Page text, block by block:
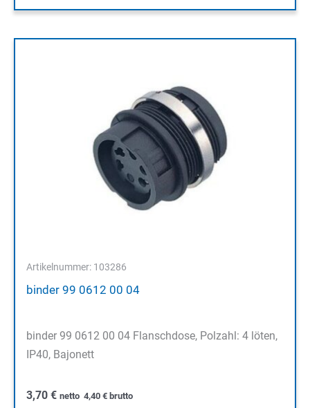
Artikelnummer: 103286
binder 99 0612 00 04
binder 99 0612 00 04 Flanschdose, Polzahl: 4 löten,
IP40, Bajonett
3,70 € netto 4,40 € brutto